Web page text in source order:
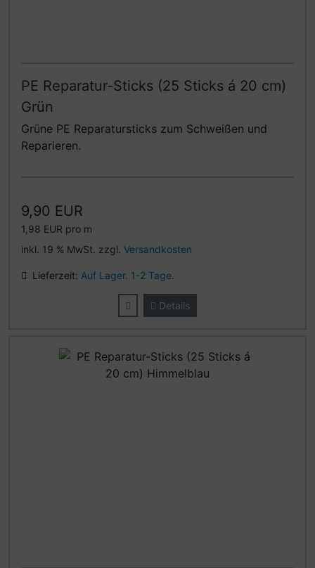
PE Reparatur-Sticks (25 Sticks á 20 cm)
Grün
Grüne PE Reparatursticks zum Schweißen und
Reparieren.
9,90 EUR
1,98 EUR pro m
inkl. 19 % MwSt. zzgl. Versandkosten
Lieferzeit: Auf Lager. 1-2 Tage.
Details